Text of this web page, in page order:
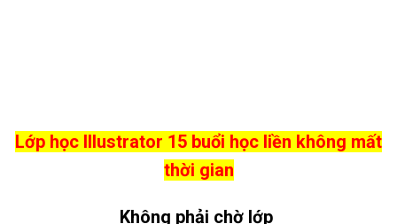
Lớp học Illustrator 15 buổi học liền không mất
thời gian
Không phải chờ lớp